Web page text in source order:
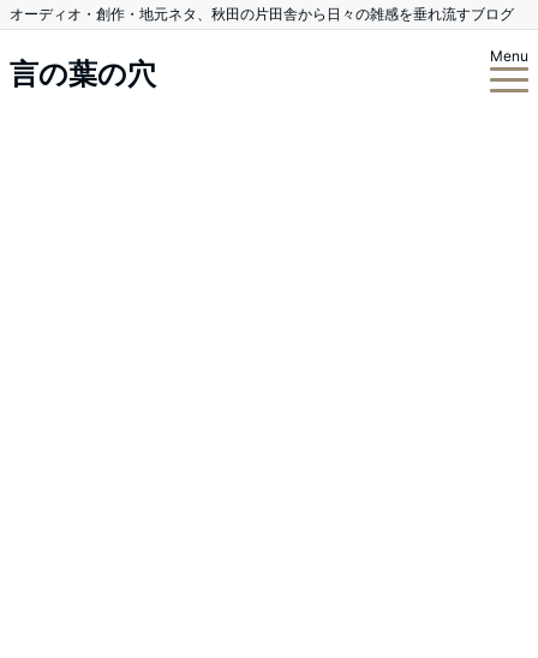
オーディオ・創作・地元ネタ、秋田の片田舎から日々の雑感を垂れ流すブログ
言の葉の穴
Menu